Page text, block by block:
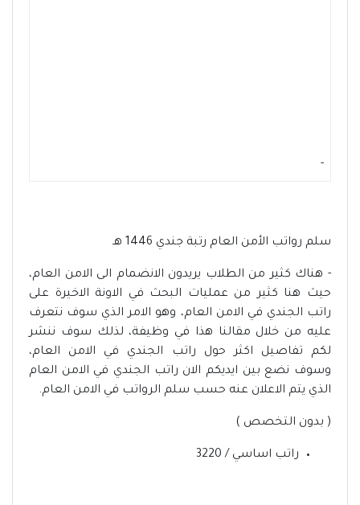
-
سلم رواتب الأمن العام رتبة جندي 1446 هـ
- هناك كثير من الطلاب يريدون الانضمام الى الامن العام،
حيث هنا كثير من عمليات البحث في الاونة الاخيرة على
راتب الجندي في الامن العام، وهو الامر الذي سوف نتعرف
عليه من خلال مقالنا هذا في وظيفة، لذلك سوف ننشر
لكم تفاصيل اكثر حول راتب الجندي في الامن العام،
وسوف نضع بين ايديكم الان راتب الجندي في الامن العام
الذي يتم الاعلان عنه حسب سلم الرواتب في الامن العام.
( بدون التخصص )
راتب اساسي / 3220